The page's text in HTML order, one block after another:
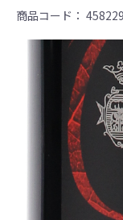
商品コード：